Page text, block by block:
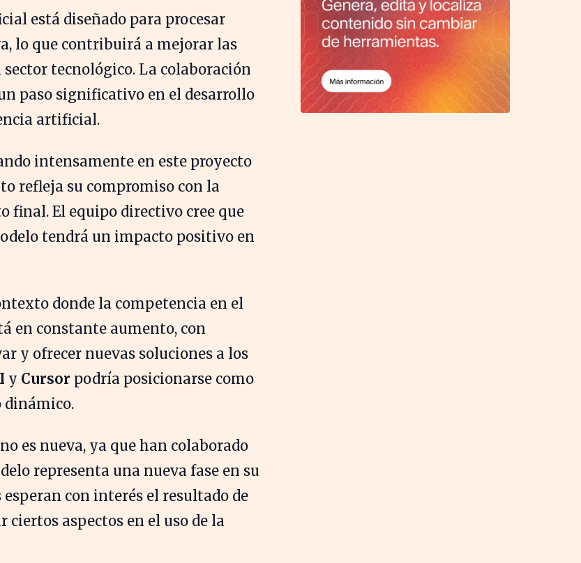
está diseñado para procesar
lo que contribuirá a mejorar las
sector tecnológico. La colaboración
paso significativo en el desarrollo
artificial.
intensamente en este proyecto
refleja su compromiso con la
final. El equipo directivo cree que
tendrá un impacto positivo en
donde la competencia en el
en constante aumento, con
y ofrecer nuevas soluciones a los
y Cursor podría posicionarse como
dinámico.
es nueva, ya que han colaborado
representa una nueva fase en su
con interés el resultado de
aspectos en el uso de la